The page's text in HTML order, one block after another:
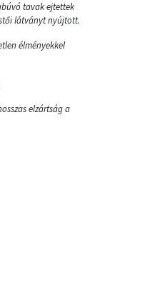
tavak ejtettek
látványt nyújtott.
élményekkel
elzártság a